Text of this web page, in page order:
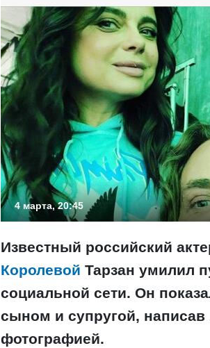
4 марта, 20:45
Известный российский
Королевой Тарзан умилил
социальной сети. Он
сыном и супругой,
фотографией.